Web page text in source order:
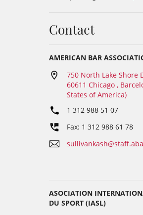
Contact
AMERICAN BAR
750 North Lake Shore
60611 Chicago ,
States of America)
1 312 988 51 07
Fax: 1 312 988 61 78
ASOCIATION
DU SPORT (IASL)